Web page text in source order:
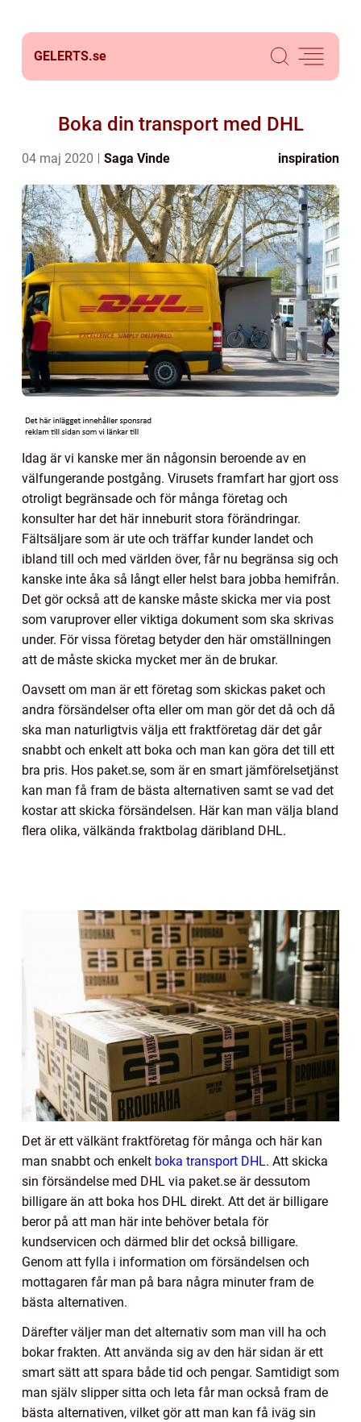
GELERTS.se
Boka din transport med DHL
04 maj 2020 Saga Vinde inspiration
Idag är vi kanske mer än någonsin beroende av en
välfungerande postgång. Virusets framfart har gjort oss
otroligt begränsade och för många företag och
konsulter har det här inneburit stora förändringar.
Fältsäljare som är ute och träffar kunder landet och
ibland till och med världen över, får nu begränsa sig och
kanske inte åka så långt eller helst bara jobba hemifrån.
Det gör också att de kanske måste skicka mer via post
som varuprover eller viktiga dokument som ska skrivas
under. För vissa företag betyder den här omställningen
att de måste skicka mycket mer än de brukar.
Oavsett om man är ett företag som skickas paket och
andra försändelser ofta eller om man gör det då och då
ska man naturligtvis välja ett fraktföretag där det går
snabbt och enkelt att boka och man kan göra det till ett
bra pris. Hos paket.se, som är en smart jämförelsetjänst
kan man få fram de bästa alternativen samt se vad det
kostar att skicka försändelsen. Här kan man välja bland
flera olika, välkända fraktbolag däribland DHL.
Det är ett välkänt fraktföretag för många och här kan
man snabbt och enkelt boka transport DHL. Att skicka
sin försändelse med DHL via paket.se är dessutom
billigare än att boka hos DHL direkt. Att det är billigare
beror på att man här inte behöver betala för
kundservicen och därmed blir det också billigare.
Genom att fylla i information om försändelsen och
mottagaren får man på bara några minuter fram de
bästa alternativen.
Därefter väljer man det alternativ som man vill ha och
bokar frakten. Att använda sig av den här sidan är ett
smart sätt att spara både tid och pengar. Samtidigt som
man själv slipper sitta och leta får man också fram de
bästa alternativen, vilket gör att man kan få iväg sin